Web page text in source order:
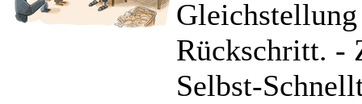
Rückschritt. -
Selbst-